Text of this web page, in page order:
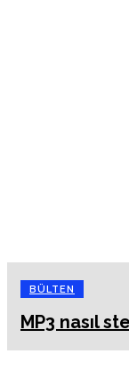
BÜLTEN
MP3 nasıl